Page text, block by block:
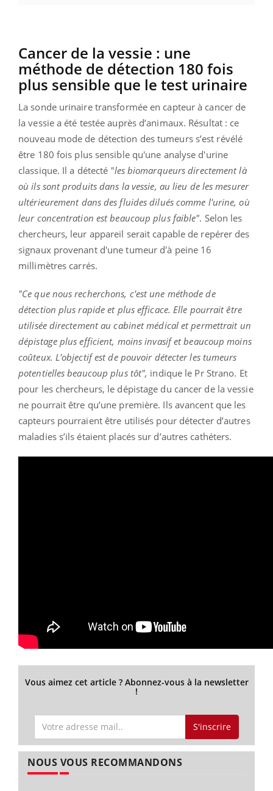
Cancer de la vessie : une
méthode de détection 180 fois
plus sensible que le test urinaire
La sonde urinaire transformée en capteur à cancer de
la vessie a été testée auprès d’animaux. Résultat : ce
nouveau mode de détection des tumeurs s’est révélé
être 180 fois plus sensible qu'une analyse d'urine
classique. Il a détecté "les biomarqueurs directement là
où ils sont produits dans la vessie, au lieu de les mesurer
ultérieurement dans des fluides dilués comme l'urine, où
leur concentration est beaucoup plus faible". Selon les
chercheurs, leur appareil serait capable de repérer des
signaux provenant d'une tumeur d'à peine 16
millimètres carrés.
"Ce que nous recherchons, c'est une méthode de
détection plus rapide et plus efficace. Elle pourrait être
utilisée directement au cabinet médical et permettrait un
dépistage plus efficient, moins invasif et beaucoup moins
coûteux. L'objectif est de pouvoir détecter les tumeurs
potentielles beaucoup plus tôt", indique le Pr Strano. Et
pour les chercheurs, le dépistage du cancer de la vessie
ne pourrait être qu’une première. Ils avancent que les
capteurs pourraient être utilisés pour détecter d’autres
maladies s’ils étaient placés sur d’autres cathéters.
Vous aimez cet article ? Abonnez-vous à la newsletter
!
S'inscrire
NOUS VOUS RECOMMANDONS